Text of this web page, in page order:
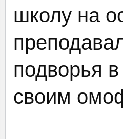
школу на
подворья
своим